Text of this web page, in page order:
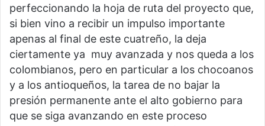
perfeccionando la hoja de ruta del proyecto que,
si bien vino a recibir un impulso importante
apenas al final de este cuatreño, la deja
ciertamente ya muy avanzada y nos queda a los
colombianos, pero en particular a los chocoanos
y a los antioqueños, la tarea de no bajar la
presión permanente ante el alto gobierno para
que se siga avanzando en este proceso